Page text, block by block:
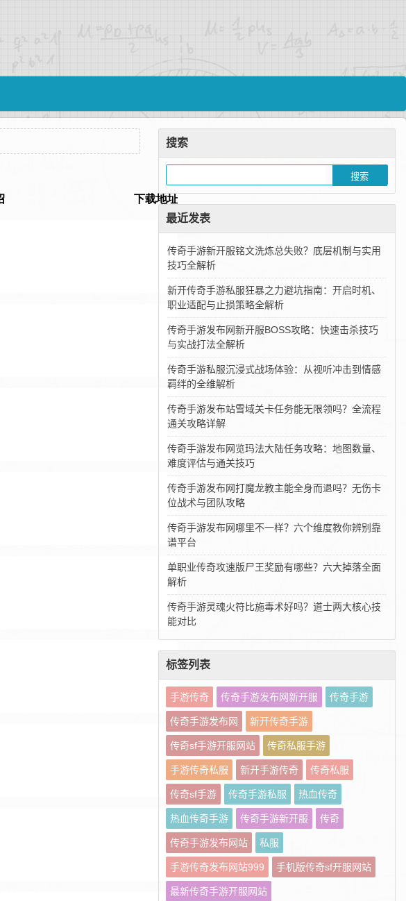
搜索
最近发表
传奇手游新开服铭文洗炼总失败？底层机制与实用
技巧全解析
新开传奇手游私服狂暴之力避坑指南：开启时机、
职业适配与止损策略全解析
传奇手游发布网新开服BOSS攻略：快速击杀技巧
与实战打法全解析
传奇手游私服沉浸式战场体验：从视听冲击到情感
羁绊的全维解析
传奇手游发布站雪域关卡任务能无限领吗？全流程
通关攻略详解
传奇手游发布网览玛法大陆任务攻略：地图数量、
难度评估与通关技巧
传奇手游发布网打魔龙教主能全身而退吗？无伤卡
位战术与团队攻略
传奇手游发布网哪里不一样？六个维度教你辨别靠
谱平台
单职业传奇攻速版尸王奖励有哪些？六大掉落全面
解析
传奇手游灵魂火符比施毒术好吗？道士两大核心技
能对比
标签列表
手游传奇 传奇手游发布网新开服 传奇手游
传奇手游发布网 新开传奇手游
传奇sf手游开服网站 传奇私服手游
手游传奇私服 新开手游传奇 传奇私服
传奇sf手游 传奇手游私服 热血传奇
热血传奇手游 传奇手游新开服 传奇
传奇手游发布网站 私服
手游传奇发布网站999 手机版传奇sf开服网站
最新传奇手游开服网站